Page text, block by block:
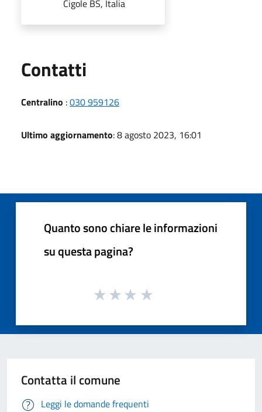
Cigole BS, Italia
Contatti
Centralino :030 959126
Ultimo aggiornamento: 8 agosto 2023, 16:01
Quanto sono chiare le informazioni
su questa pagina?
Contatta il comune
Leggi le domande frequenti